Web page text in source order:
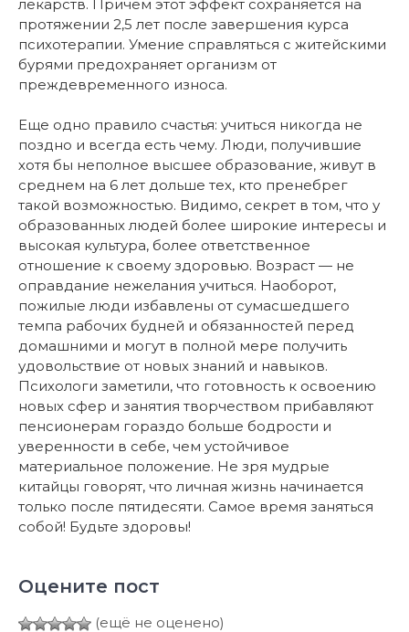
лекарств. Причем этот эффект сохраняется на
протяжении 2,5 лет после завершения курса
психотерапии. Умение справляться с житейскими
бурями предохраняет организм от
преждевременного износа.
Еще одно правило счастья: учиться никогда не
поздно и всегда есть чему. Люди, получившие
хотя бы неполное высшее образование, живут в
среднем на 6 лет дольше тех, кто пренебрег
такой возможностью. Видимо, секрет в том, что у
образованных людей более широкие интересы и
высокая культура, более ответственное
отношение к своему здоровью. Возраст — не
оправдание нежелания учиться. Наоборот,
пожилые люди избавлены от сумасшедшего
темпа рабочих будней и обязанностей перед
домашними и могут в полной мере получить
удовольствие от новых знаний и навыков.
Психологи заметили, что готовность к освоению
новых сфер и занятия творчеством прибавляют
пенсионерам гораздо больше бодрости и
уверенности в себе, чем устойчивое
материальное положение. Не зря мудрые
китайцы говорят, что личная жизнь начинается
только после пятидесяти. Самое время заняться
собой! Будьте здоровы!
Оцените пост
(ещё не оценено)